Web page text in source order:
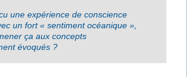
une expérience de conscience
un fort « sentiment océanique »,
ça aux concepts
évoqués ?